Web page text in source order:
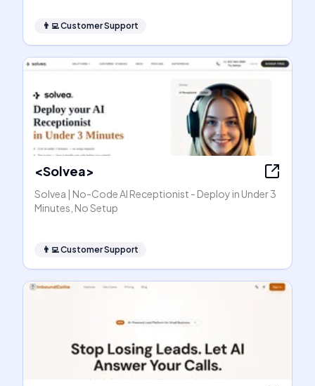
👨‍💻Customer Support
<Solvea>
Solvea | No-Code AI Receptionist - Deploy in Under 3
Minutes, No Setup
👨‍💻Customer Support